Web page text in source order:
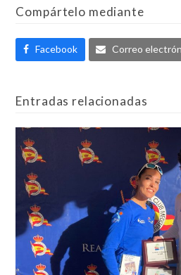
Compártelo mediante
Facebook Correo
Entradas relacionadas